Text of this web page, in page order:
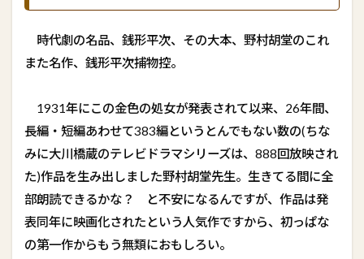
時代劇の名品、銭形平次、その大本、野村胡堂のこれ
また名作、銭形平次捕物控。
1931年にこの金色の処女が発表されて以来、26年間、
長編・短編あわせて383編というとんでもない数の(ちな
みに大川橋蔵のテレビドラマシリーズは、888回放映され
た)作品を生み出しました野村胡堂先生。生きてる間に全
部朗読できるかな？ と不安になるんですが、作品は発
表同年に映画化されたという人気作ですから、初っぱな
の第一作からもう無類におもしろい。